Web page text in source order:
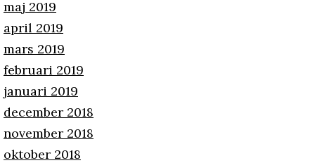
maj 2019
april 2019
mars 2019
februari 2019
januari 2019
december 2018
november 2018
oktober 2018